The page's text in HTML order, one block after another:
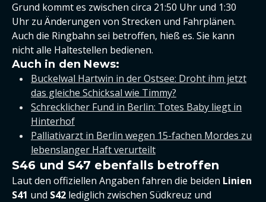
Grund kommt es zwischen circa 21:50 Uhr und 1:30
Uhr zu Änderungen von Strecken und Fahrplänen.
Auch die Ringbahn sei betroffen, hieß es. Sie kann
nicht alle Haltestellen bedienen.
Auch in den News:
Buckelwal Hartwin in der Ostsee: Droht ihm jetzt
das gleiche Schicksal wie Timmy?
Schrecklicher Fund in Berlin: Totes Baby liegt in
Hinterhof
Palliativarzt in Berlin wegen 15-fachen Mordes zu
lebenslanger Haft verurteilt
S46 und S47 ebenfalls betroffen
Laut den offiziellen Angaben fahren die beiden Linien
S41 und S42 lediglich zwischen Südkreuz und